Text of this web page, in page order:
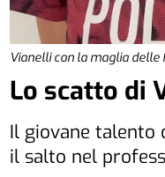
Vianelli con la maglia delle
Lo scatto di
Il giovane talento
il salto nel